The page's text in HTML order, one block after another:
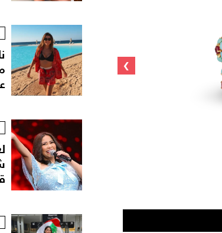
Imagery_9 copy
›